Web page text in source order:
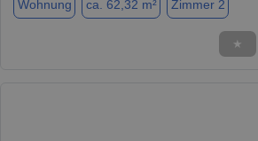
Wohnung ca. 62,32 m² Zimmer 2
★